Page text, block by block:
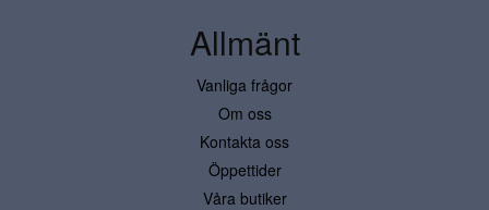
Allmänt
Vanliga frågor
Om oss
Kontakta oss
Öppettider
Våra butiker